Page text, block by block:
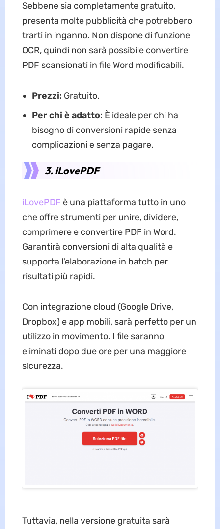
Sebbene sia completamente gratuito,
presenta molte pubblicità che potrebbero
trarti in inganno. Non dispone di funzione
OCR, quindi non sarà possibile convertire
PDF scansionati in file Word modificabili.
Prezzi: Gratuito.
Per chi è adatto: È ideale per chi ha
bisogno di conversioni rapide senza
complicazioni e senza pagare.
3. iLovePDF
iLovePDF è una piattaforma tutto in uno
che offre strumenti per unire, dividere,
comprimere e convertire PDF in Word.
Garantirà conversioni di alta qualità e
supporta l'elaborazione in batch per
risultati più rapidi.
Con integrazione cloud (Google Drive,
Dropbox) e app mobili, sarà perfetto per un
utilizzo in movimento. I file saranno
eliminati dopo due ore per una maggiore
sicurezza.
Tuttavia, nella versione gratuita sarà